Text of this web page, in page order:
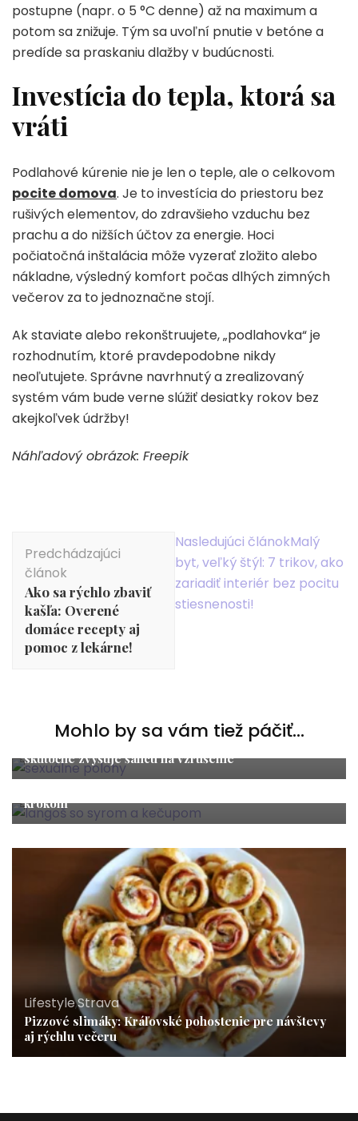
postupne (napr. o 5 °C denne) až na maximum a
potom sa znižuje. Tým sa uvoľní pnutie v betóne a
predíde sa praskaniu dlažby v budúcnosti.
Investícia do tepla, ktorá sa
vráti
Podlahové kúrenie nie je len o teple, ale o celkovom
pocite domova. Je to investícia do priestoru bez
rušivých elementov, do zdravšieho vzduchu bez
prachu a do nižších účtov za energie. Hoci
počiatočná inštalácia môže vyzerať zložito alebo
nákladne, výsledný komfort počas dlhých zimných
večerov za to jednoznačne stojí.
Ak staviate alebo rekonštruujete, „podlahovka“ je
rozhodnutím, ktoré pravdepodobne nikdy
neoľutujete. Správne navrhnutý a zrealizovaný
systém vám bude verne slúžiť desiatky rokov bez
akejkoľvek údržby!
Náhľadový obrázok: Freepik
článku
Predchádzajúci
článok
Ako sa rýchlo zbaviť
kašľa: Overené
domáce recepty aj
pomoc z lekárne!
Nasledujúci článokMalý
byt, veľký štýl: 7 trikov, ako
zariadiť interiér bez pocitu
stiesnenosti!
Mohlo by sa vám tiež páčiť...
Lifestyle,Vzťahy
Polohy vs. mýty o „garantovanom“ orgazme: čo
skutočne zvyšuje šancu na vzrušenie
Lifestyle,Strava
krokom
Lifestyle,Strava
Pizzové slimáky: Kráľovské pohostenie pre návštevy
aj rýchlu večeru